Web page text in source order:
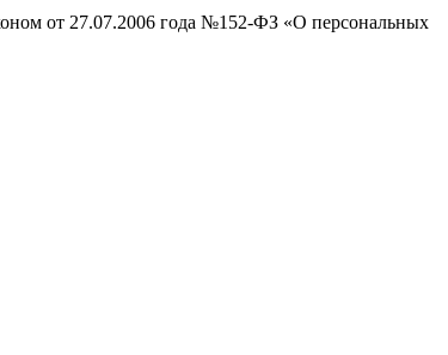
от 27.07.2006 года №152-ФЗ «О персональных